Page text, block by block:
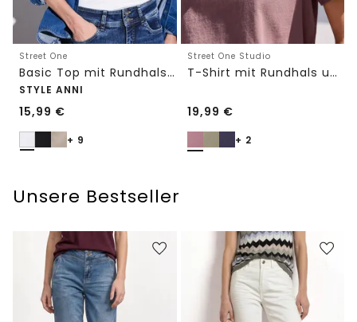
Street One
Basic Top mit Rundhals in Unifarbe
STYLE ANNI
15,99 €
+ 9
Street One Studio
T-Shirt mit Rundhals und Embroidery-Detail
19,99 €
+ 2
Unsere Bestseller